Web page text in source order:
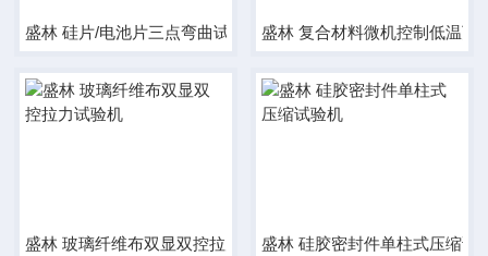
盛林 硅片/电池片三点弯曲试验机盛林 复合材料微机控制低温万
盛林 玻璃纤维布双显双控拉力试验机盛林 硅胶密封件单柱式压缩试